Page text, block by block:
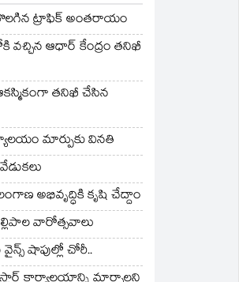
ట్రాఫిక్‌ అంతరాయం
వచ్చిన ఆధార్ కేంద్రం తనిఖీ
తనిఖీ చేసిన
మార్పుకు వినతి
అభివృద్ధికి కృషి చేద్దాం
వారోత్సవాలు
షాపుల్లో చోరీ..